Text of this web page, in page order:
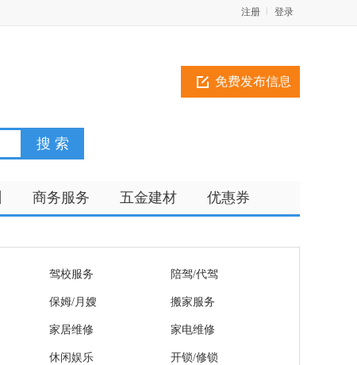
登录
注册
免费发布信息
商务服务 五金建材 优惠券
驾校服务 陪驾/代驾
保姆/月嫂 搬家服务
家居维修 家电维修
休闲娱乐 开锁/修锁